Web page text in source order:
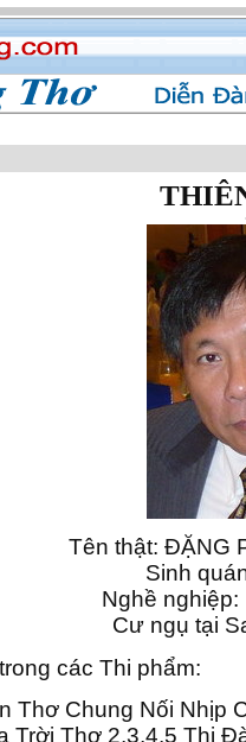
Tên thật: ĐẶNG
Sinh
Nghề
Cư ngụ tại
các Thi phẩm:
Thơ Chung Nối Nhịp
Trời Thơ 2,3,4,5 Thi